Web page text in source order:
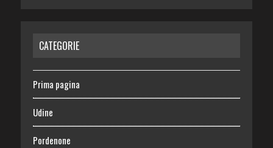
CATEGORIE
Prima pagina
Udine
Pordenone